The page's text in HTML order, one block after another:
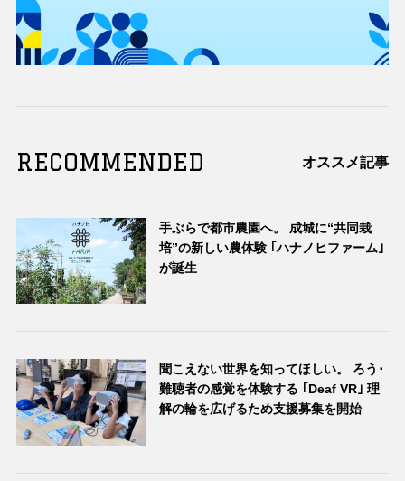
RECOMMENDED オススメ記事
手ぶらで都市農園へ。 成城に“共同栽
培”の新しい農体験 ｢ハナノヒファーム｣
が誕生
聞こえない世界を知ってほしい。 ろう･
難聴者の感覚を体験する ｢Deaf VR｣ 理
解の輪を広げるため支援募集を開始